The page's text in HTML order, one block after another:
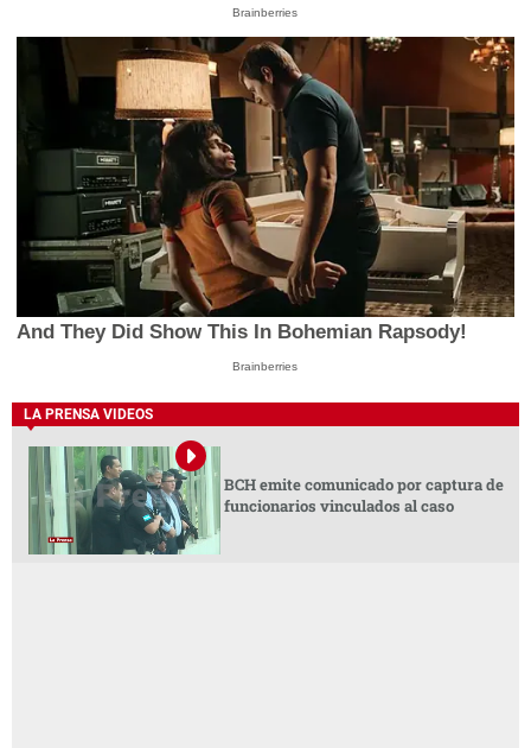
Brainberries
And They Did Show This In Bohemian Rapsody!
Brainberries
LA PRENSA VIDEOS
BCH emite comunicado por captura de
funcionarios vinculados al caso